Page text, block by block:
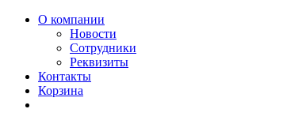
О компании
Новости
Сотрудники
Реквизиты
Контакты
Корзина